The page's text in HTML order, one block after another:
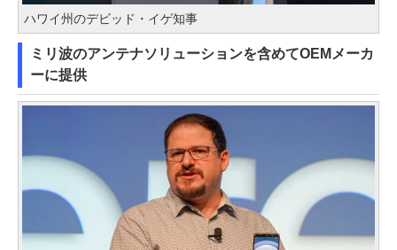
ハワイ州のデビッド・イゲ知事
ミリ波のアンテナソリューションを含めてOEMメーカ
ーに提供